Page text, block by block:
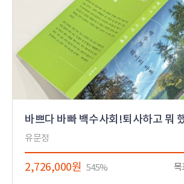
바쁘다 바빠 백수사회!퇴사하고 뭐
유문정
2,726,000원 545% 목